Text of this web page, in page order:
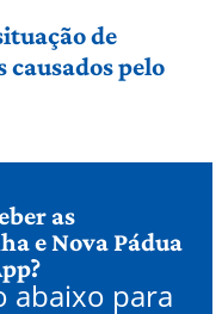
de
causados pelo
as
e Nova Pádua
abaixo para